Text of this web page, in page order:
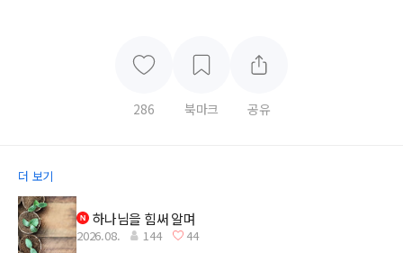
286 북마크 공유
더 보기
하나님을 힘써 알며
2026.08. 144 44